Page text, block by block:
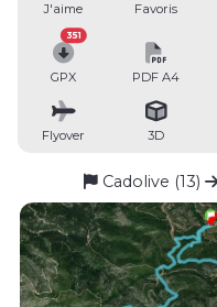
J'aime Favoris
GPX
351
PDF A4
Flyover 3D
Cadolive (13)